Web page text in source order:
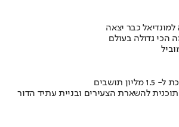
כבר יצאה
הכי גדולה בעולם
להשארת הצעירים ובניית עתיד הדור